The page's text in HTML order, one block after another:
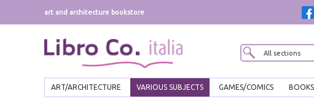
art and architecture bookstore
ART/ARCHITECTURE VARIOUS SUBJECTS GAMES/COMICS